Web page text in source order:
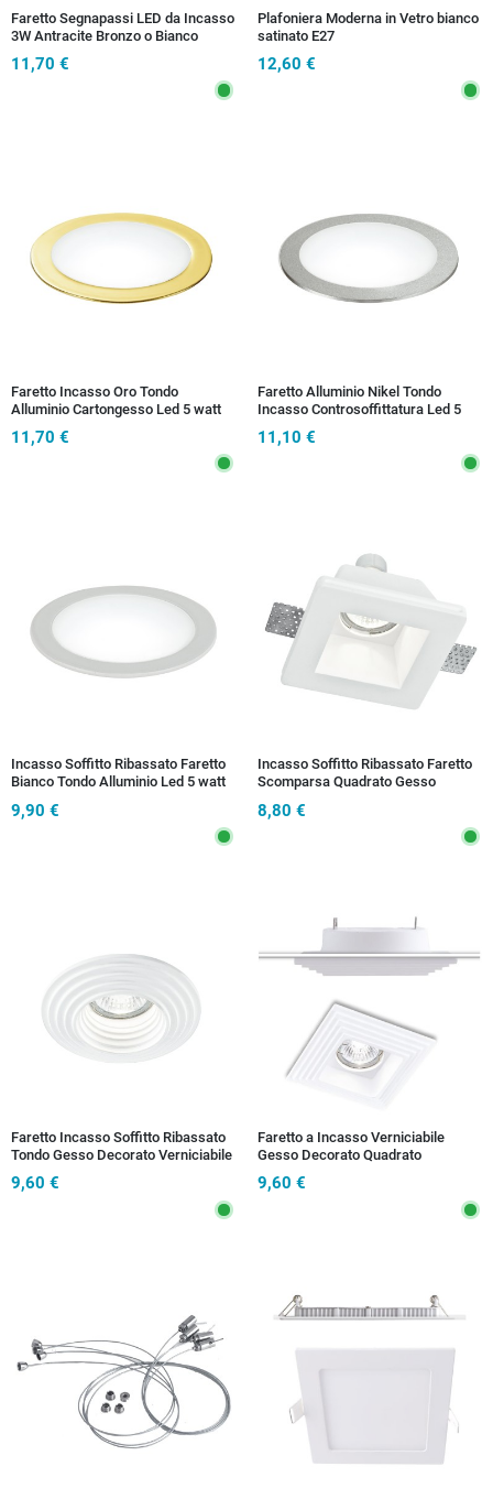
Faretto Segnapassi LED da Incasso
3W Antracite Bronzo o Bianco
11,70 €
Plafoniera Moderna in Vetro bianco
satinato E27
12,60 €
Faretto Incasso Oro Tondo
Alluminio Cartongesso Led 5 watt
11,70 €
Faretto Alluminio Nikel Tondo
Incasso Controsoffittatura Led 5
11,10 €
Incasso Soffitto Ribassato Faretto
Bianco Tondo Alluminio Led 5 watt
9,90 €
Incasso Soffitto Ribassato Faretto
Scomparsa Quadrato Gesso
8,80 €
Faretto Incasso Soffitto Ribassato
Tondo Gesso Decorato Verniciabile
GU10
9,60 €
Faretto a Incasso Verniciabile
Gesso Decorato Quadrato
Cartongesso GU10
9,60 €